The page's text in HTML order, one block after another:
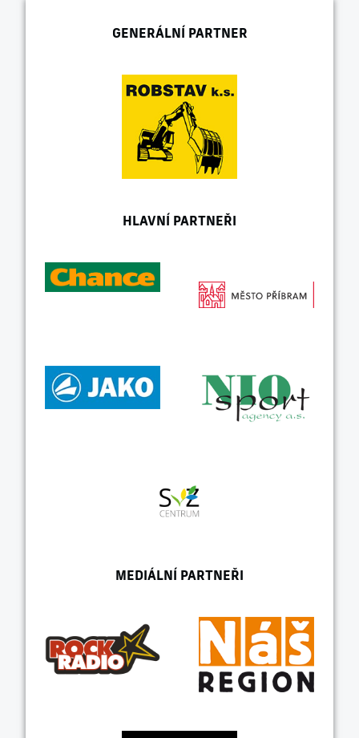
GENERÁLNÍ PARTNER
HLAVNÍ PARTNEŘI
MEDIÁLNÍ PARTNEŘI